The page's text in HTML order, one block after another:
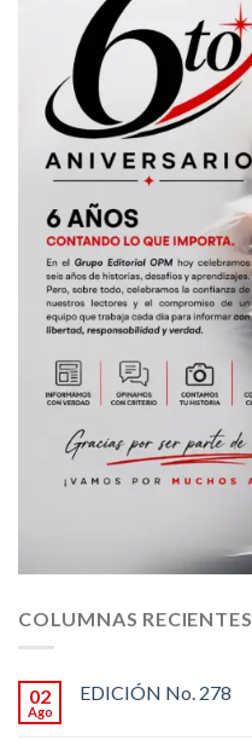
COLUMNAS RECIENTES
02
Ago
EDICIÓN No. 278